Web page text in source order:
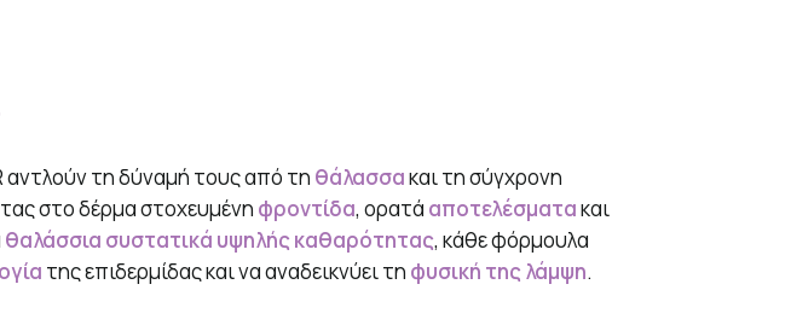
αντλούν τη δύναμή τους από τη θάλασσακαι τη σύγχρονη
στο δέρμα στοχευμένη φροντίδα, ορατά αποτελέσματακαι
θαλάσσια συστατικά υψηλής καθαρότητας, κάθε φόρμουλα
της επιδερμίδας και να αναδεικνύει τη φυσική της λάμψη.